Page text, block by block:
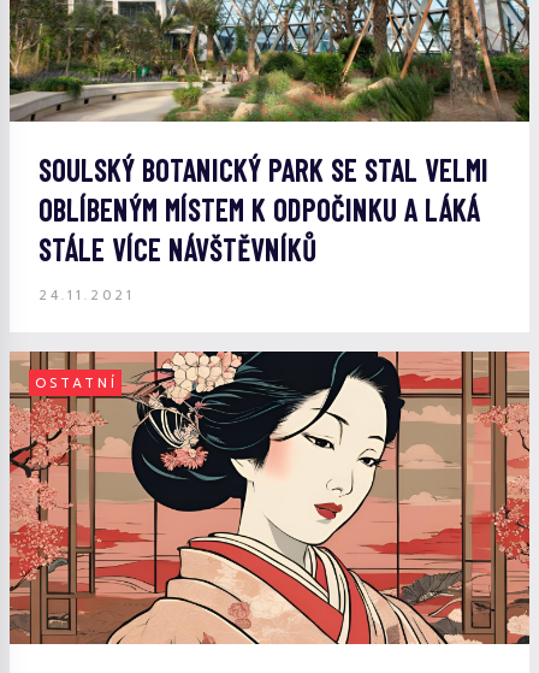
SOULSKÝ BOTANICKÝ PARK SE STAL VELMI
OBLÍBENÝM MÍSTEM K ODPOČINKU A LÁKÁ
STÁLE VÍCE NÁVŠTĚVNÍKŮ
24.11.2021
OSTATNÍ